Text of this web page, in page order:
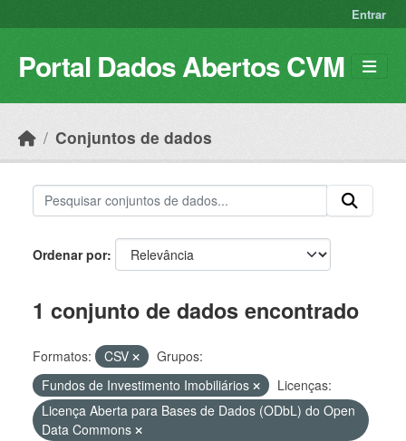
Entrar
Portal Dados Abertos CVM
Conjuntos de dados
Ordenar por
1 conjunto de dados encontrado
Formatos: CSV
Grupos:
Fundos de Investimento Imobiliários
Licenças:
Licença Aberta para Bases de Dados (ODbL) do Open
Data Commons